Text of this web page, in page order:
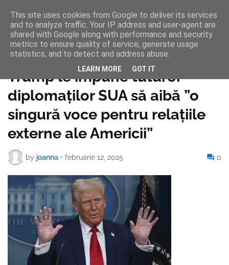
Pagina de pornire
Trump le impune tuturor
diplomaților SUA să aibă ”o
singură voce pentru relaţiile
externe ale Americii”
by joanna • februarie 12, 2025 0
This site uses cookies from Google to deliver its services
and to analyze traffic. Your IP address and user-agent are
shared with Google along with performance and security
metrics to ensure quality of service, generate usage
statistics, and to detect and address abuse.
LEARN MORE GOT IT